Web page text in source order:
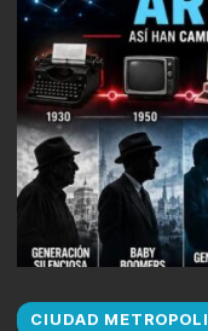
CIUDAD METROPOLI